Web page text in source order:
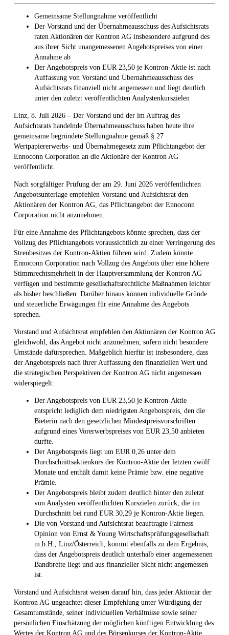
Gemeinsame Stellungnahme veröffentlicht
Der Vorstand und der Übernahmeausschuss des Aufsichtsrats
raten Aktionären der Kontron AG insbesondere aufgrund des
aus ihrer Sicht unangemessenen Angebotspreises von einer
Annahme ab
Der Angebotspreis von EUR 23,50 je Kontron-Aktie ist nach
Auffassung von Vorstand und Übernahmeausschuss des
Aufsichtsrats finanziell nicht angemessen und liegt deutlich
unter den zuletzt veröffentlichten Analystenkurszielen
Linz, 8. Juli 2026 – Der Vorstand und der im Auftrag des
Aufsichtsrats handelnde Übernahmeausschuss haben heute ihre
gemeinsame begründete Stellungnahme gemäß § 27
Wertpapiererwerbs- und Übernahmegesetz zum Pflichtangebot der
Ennoconn Corporation an die Aktionäre der Kontron AG
veröffentlicht.
Nach sorgfältiger Prüfung der am 29. Juni 2026 veröffentlichten
Angebotsunterlage empfehlen Vorstand und Aufsichtsrat den
Aktionären der Kontron AG, das Pflichtangebot der Ennoconn
Corporation nicht anzunehmen.
Für eine Annahme des Pflichtangebots könnte sprechen, dass der
Vollzug des Pflichtangebots voraussichtlich zu einer Verringerung des
Streubesitzes der Kontron-Aktien führen wird. Zudem könnte
Ennoconn Corporation nach Vollzug des Angebots über eine höhere
Stimmrechtsmehrheit in der Hauptversammlung der Kontron AG
verfügen und bestimmte gesellschaftsrechtliche Maßnahmen leichter
als bisher beschließen. Darüber hinaus können individuelle Gründe
und steuerliche Erwägungen für eine Annahme des Angebots
sprechen.
Vorstand und Aufsichtsrat empfehlen den Aktionären der Kontron AG
gleichwohl, das Angebot nicht anzunehmen, sofern nicht besondere
Umstände dafürsprechen. Maßgeblich hierfür ist insbesondere, dass
der Angebotspreis nach ihrer Auffassung den finanziellen Wert und
die strategischen Perspektiven der Kontron AG nicht angemessen
widerspiegelt:
Der Angebotspreis von EUR 23,50 je Kontron-Aktie
entspricht lediglich dem niedrigsten Angebotspreis, den die
Bieterin nach den gesetzlichen Mindestpreisvorschriften
aufgrund eines Vorerwerbspreises von EUR 23,50 anbieten
durfte.
Der Angebotspreis liegt um EUR 0,26 unter dem
Durchschnittsaktienkurs der Kontron-Aktie der letzten zwölf
Monate und enthält damit keine Prämie bzw. eine negative
Prämie.
Der Angebotspreis bleibt zudem deutlich hinter den zuletzt
von Analysten veröffentlichten Kurszielen zurück, die im
Durchschnitt bei rund EUR 30,29 je Kontron-Aktie liegen.
Die von Vorstand und Aufsichtsrat beauftragte Fairness
Opinion von Ernst & Young Wirtschaftsprüfungsgesellschaft
m.b.H., Linz/Österreich, kommt ebenfalls zu dem Ergebnis,
dass der Angebotspreis deutlich unterhalb einer angemessenen
Bandbreite liegt und aus finanzieller Sicht nicht angemessen
ist.
Vorstand und Aufsichtsrat weisen darauf hin, dass jeder Aktionär der
Kontron AG ungeachtet dieser Empfehlung unter Würdigung der
Gesamtumstände, seiner individuellen Verhältnisse sowie seiner
persönlichen Einschätzung der möglichen künftigen Entwicklung des
Wertes der Kontron AG und des Börsenkurses der Kontron-Aktie